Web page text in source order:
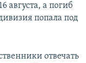
августа, а погиб
попала под
отвечать